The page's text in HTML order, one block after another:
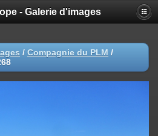
- Galerie d'images
/ Compagnie du PLM /